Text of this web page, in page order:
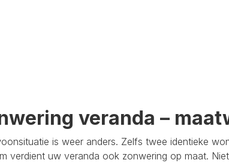
veranda –
is weer anders. Zelfs twee identieke
verdient uw veranda ook zonwering op maat.